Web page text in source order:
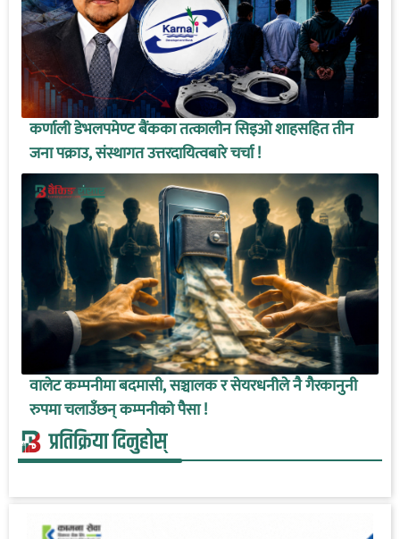
कर्णाली डेभलपमेण्ट बैंकका तत्कालीन सिइओ शाहसहित तीन
जना पक्राउ, संस्थागत उत्तरदायित्वबारे चर्चा !
वालेट कम्पनीमा बदमासी, सञ्चालक र सेयरधनीले नै गैरकानुनी
रुपमा चलाउँछन् कम्पनीको पैसा !
प्रतिक्रिया दिनुहोस्